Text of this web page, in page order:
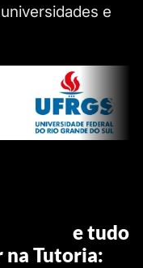
e
e tudo
na Tutoria: